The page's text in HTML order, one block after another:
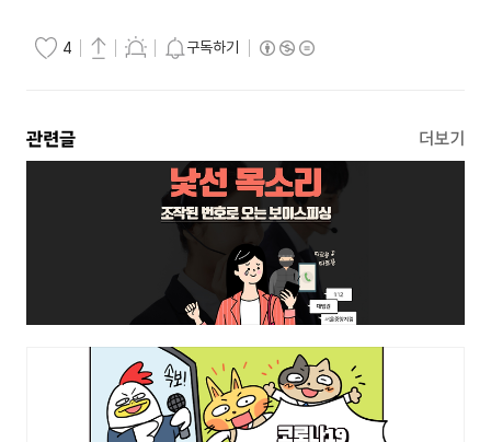
4 구독하기
관련글 더보기